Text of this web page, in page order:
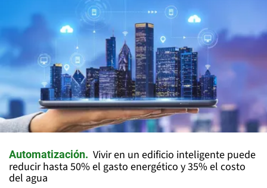
Automatización
Vivir en un edificio inteligente puede
reducir hasta 50% el gasto energético y 35% el costo
del agua